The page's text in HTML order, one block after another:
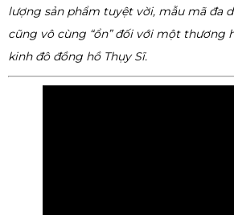
lượng sản phẩm tuyệt vời, mẫu mã đa
cũng vô cùng “ổn” đối với một thương
kinh đô đồng hồ Thụy Sĩ.